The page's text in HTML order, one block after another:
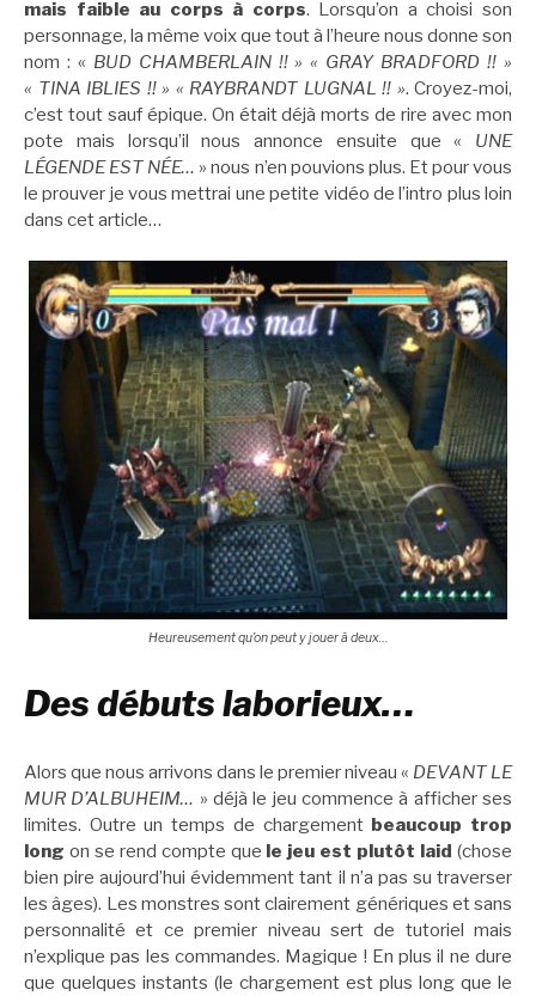
mais faible au corps à corps. Lorsqu’on a choisi son
personnage, la même voix que tout à l’heure nous donne son
nom : « BUD CHAMBERLAIN !! » « GRAY BRADFORD !! »
« TINA IBLIES !! » « RAYBRANDT LUGNAL !! ». Croyez-moi,
c’est tout sauf épique. On était déjà morts de rire avec mon
pote mais lorsqu’il nous annonce ensuite que « UNE
LÉGENDE EST NÉE… » nous n’en pouvions plus. Et pour vous
le prouver je vous mettrai une petite vidéo de l’intro plus loin
dans cet article…
Heureusement qu’on peut y jouer à deux…
Des débuts laborieux…
Alors que nous arrivons dans le premier niveau « DEVANT LE
MUR D’ALBUHEIM… » déjà le jeu commence à afficher ses
limites. Outre un temps de chargement beaucoup trop
long on se rend compte que le jeu est plutôt laid (chose
bien pire aujourd’hui évidemment tant il n’a pas su traverser
les âges). Les monstres sont clairement génériques et sans
personnalité et ce premier niveau sert de tutoriel mais
n’explique pas les commandes. Magique ! En plus il ne dure
que quelques instants (le chargement est plus long que le